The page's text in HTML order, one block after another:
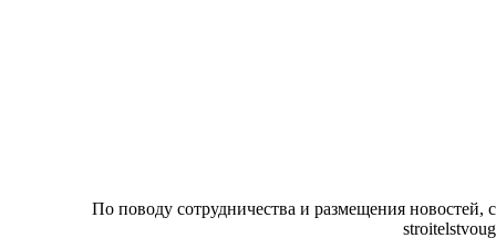
По поводу сотрудничества и размещения